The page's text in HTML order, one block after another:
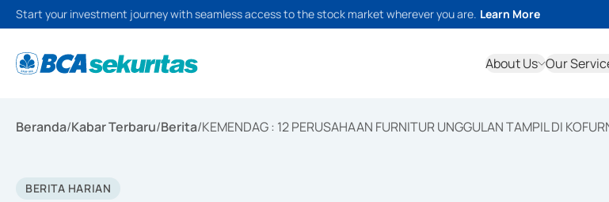
Start your investment journey with seamless access to the stock market wherever you are. Learn More
About Us Our
Beranda/Kabar Terbaru/Berita/KEMENDAG : 12 PERUSAHAAN FURNITUR UNGGULAN TAMPIL DI
BERITA HARIAN